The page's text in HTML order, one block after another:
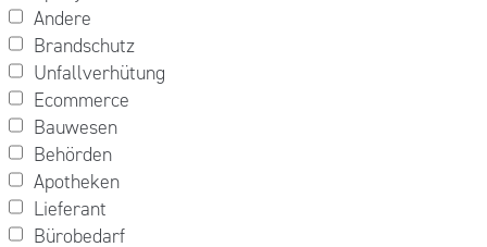
Andere
Brandschutz
Unfallverhütung
Ecommerce
Bauwesen
Behörden
Apotheken
Lieferant
Bürobedarf